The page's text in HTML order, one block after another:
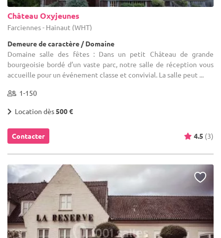
Château Oxyjeunes
Farciennes - Hainaut (WHT)
Demeure de caractère / Domaine
Domaine salle des fêtes : Dans un petit Château de grande
bourgeoisie bordé d’un vaste parc, notre salle de réception vous
accueille pour un événement classe et convivial. La salle peut ...
1-150
Location dès500 €
Contacter 4.5 (3)